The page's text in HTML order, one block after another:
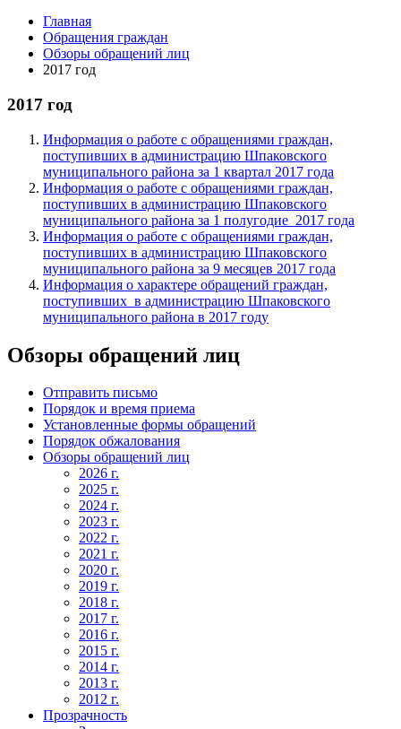
Главная
Обращения граждан
Обзоры обращений лиц
2017 год
2017 год
Информация о работе с обращениями граждан,
поступивших в администрацию Шпаковского
муниципального района за 1 квартал 2017 года
Информация о работе с обращениями граждан,
поступивших в администрацию Шпаковского
муниципального района за 1 полугодие 2017 года
Информация о работе с обращениями граждан,
поступивших в администрацию Шпаковского
муниципального района за 9 месяцев 2017 года
Информация о характере обращений граждан,
поступивших в администрацию Шпаковского
муниципального района в 2017 году
Обзоры обращений лиц
Отправить письмо
Порядок и время приема
Установленные формы обращений
Порядок обжалования
Обзоры обращений лиц
2026 г.
2025 г.
2024 г.
2023 г.
2022 г.
2021 г.
2020 г.
2019 г.
2018 г.
2017 г.
2016 г.
2015 г.
2014 г.
2013 г.
2012 г.
Прозрачность